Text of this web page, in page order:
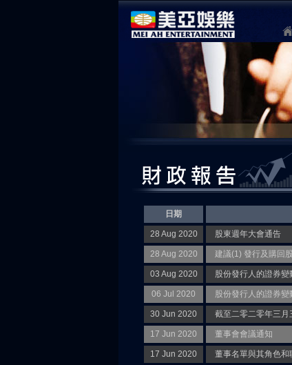
日期
28 Aug 2020 股東週年大會通告
28 Aug 2020 建議(1) 發行及購回
03 Aug 2020 股份發行人的證券變
06 Jul 2020 股份發行人的證券變
30 Jun 2020 截至二零二零年三月
17 Jun 2020 董事會會議通知
17 Jun 2020 董事名單與其角色和